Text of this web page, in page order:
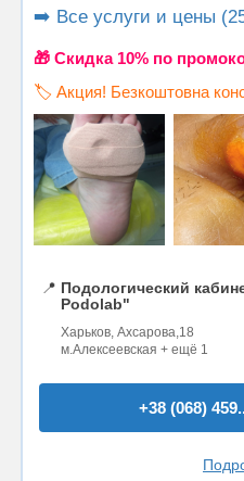
➡️ Все услуги и цены
🎁 Cкидка 10% по
🏷️ Акция! Безкоштовна
📍 Подологический
Podolab"
Харьков, Ахсарова,18
м.Алексеевская + ещё 1
+38 (068)